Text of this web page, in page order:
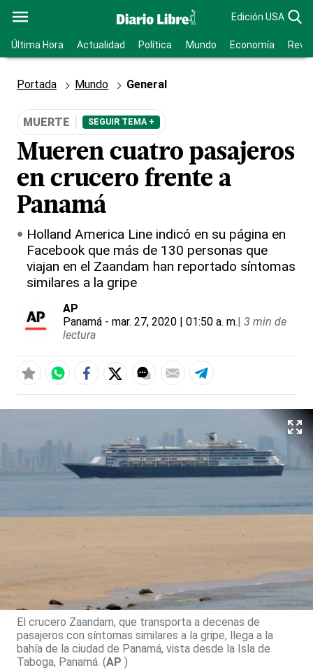
Edición USA
Última Hora Actualidad Política Mundo Economía
Portada Mundo General
MUERTE SEGUIR TEMA +
Mueren cuatro pasajeros
en crucero frente a
Panamá
Holland America Line indicó en su página en
Facebook que más de 130 personas que
viajan en el Zaandam han reportado síntomas
similares a la gripe
AP
Panamá - mar. 27, 2020 | 01:50 a. m.| 3 min de
lectura
El crucero Zaandam, que transporta a decenas de
pasajeros con síntomas similares a la gripe, llega a la
bahía de la ciudad de Panamá, vista desde la Isla de
Taboga, Panamá. (AP )